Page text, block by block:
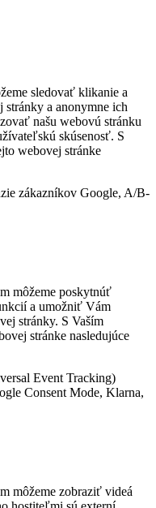
sledovať klikanie a
stránky a anonymne ich
našu webovú stránku
skúsenosť. S
webovej stránke
zákazníkov Google, A/B-
môžeme poskytnúť
a umožniť Vám
stránky. S Vaším
stránke nasledujúce
Event Tracking)
Consent Mode, Klarna,
môžeme zobraziť videá